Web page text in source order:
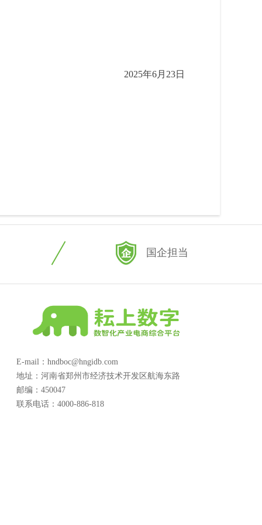
2025年6月23日
国企担当
E-mail：hndboc@hngidb.com
地址：河南省郑州市经济技术开发区航海东路
邮编：450047
联系电话：4000-886-818